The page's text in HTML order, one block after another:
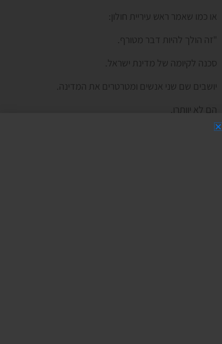
או כמו שאמר ראש עיריית חולון:
"זה הולך להיות דבר מטורף.
סכנה לקיומה של מדינת ישראל.
יושבים שם שני אנשים ומטרטרים את המדינה.
הם לא יוותרו.
למה האנשים הנורמליים בליכוד יושבים בשקט? הם רוצים